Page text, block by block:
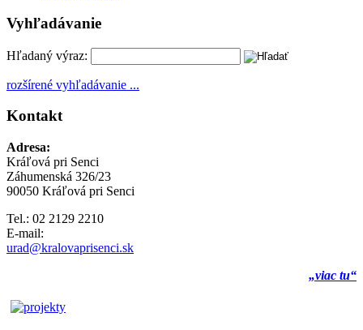
Vyhľadávanie
Hľadaný výraz:
rozšírené vyhľadávanie ...
Kontakt
Adresa:
Kráľová pri Senci
Záhumenská 326/23
90050 Kráľová pri Senci
Tel.: 02 2129 2210
E-mail:
urad@kralovaprisenci.sk
„viac tu“